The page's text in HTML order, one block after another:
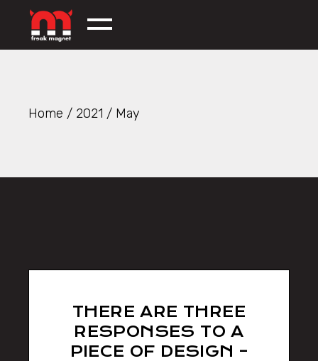
content
Home 2021 May
THERE ARE THREE
RESPONSES TO A
PIECE OF DESIGN –